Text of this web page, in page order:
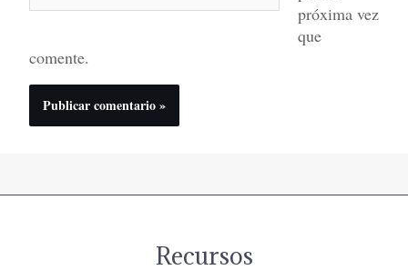
próxima vez
que
comente.
Recursos